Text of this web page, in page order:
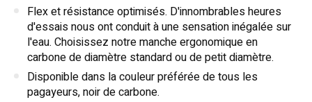
Flex et résistance optimisés. D'innombrables heures
d'essais nous ont conduit à une sensation inégalée sur
l'eau. Choisissez notre manche ergonomique en
carbone de diamètre standard ou de petit diamètre.
Disponible dans la couleur préférée de tous les
pagayeurs, noir de carbone.